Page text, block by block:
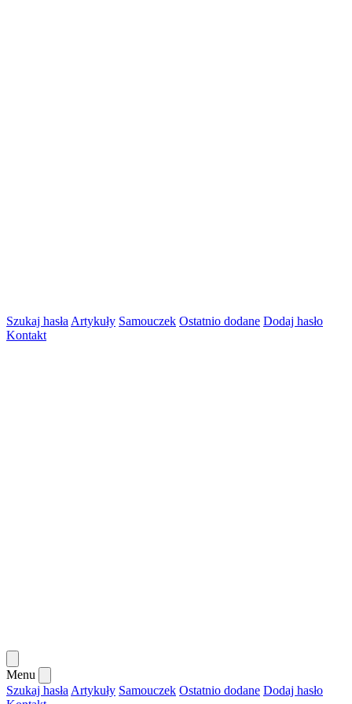
Szukaj hasła Artykuły Samouczek Ostatnio dodane Dodaj hasło
Kontakt
Menu
Szukaj hasła Artykuły Samouczek Ostatnio dodane Dodaj hasło